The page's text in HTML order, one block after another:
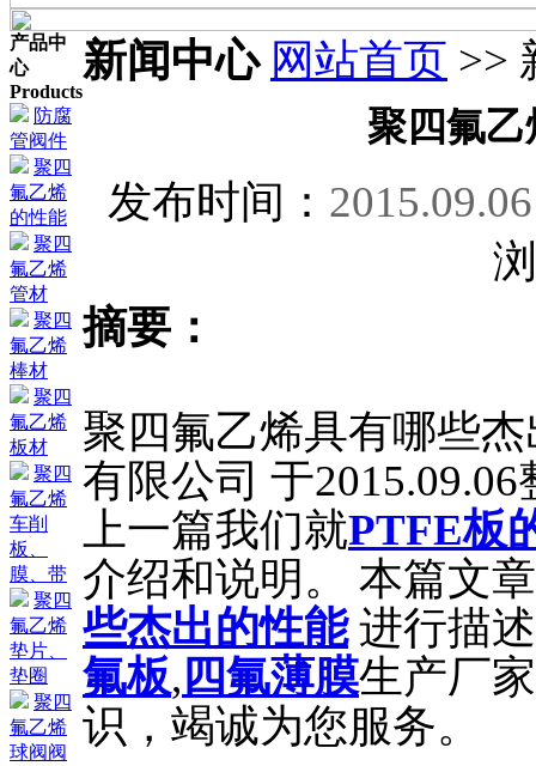
产品中
心
Products
防腐
管阀件
聚四
氟乙烯
的性能
聚四
氟乙烯
管材
聚四
氟乙烯
棒材
聚四
氟乙烯
板材
聚四
氟乙烯
车削
板、
膜、带
聚四
氟乙烯
垫片、
垫圈
聚四
氟乙烯
球阀阀
新闻中心 网站首页 >>
聚四氟
发布时间： 2015.09.06
摘要：
聚四氟乙烯具有哪些
有限公司 于
上一篇我们就PTFE板
介绍和说明。 本篇文
些杰出的性能进行描
氟板, 四氟薄膜生产厂
识，竭诚为您服务。